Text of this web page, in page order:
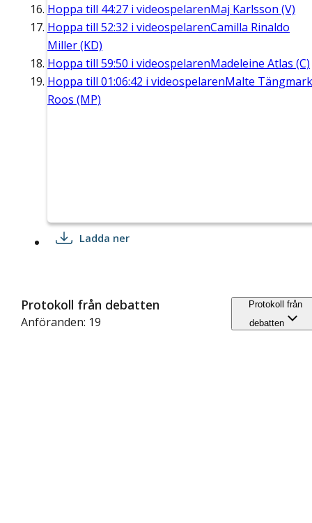
Hoppa till 44:27 i videospelarenMaj Karlsson (V)
Hoppa till 52:32 i videospelarenCamilla Rinaldo
Miller (KD)
Hoppa till 59:50 i videospelarenMadeleine Atlas (C)
Hoppa till 01:06:42 i videospelarenMalte Tängmark
Roos (MP)
Ladda ner
Protokoll från debatten
Anföranden: 19
Protokoll från
debatten